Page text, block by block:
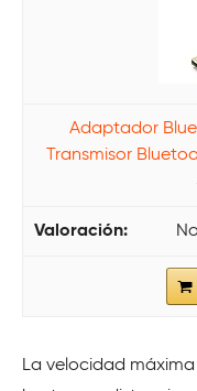
Adaptador
Transmisor
La velocidad